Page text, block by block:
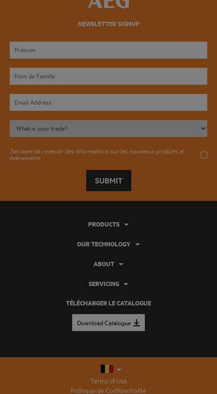
NEWSLETTER SIGNUP
J'accepte de recevoir des informations sur les nouveaux produits et
événements
SUBMIT
TÉLÉCHARGER LE CATALOGUE
Download Catalogue
PRODUCTS
OUR TECHNOLOGY
ABOUT
SERVICING
Terms of Use
Politique de Confidentialité